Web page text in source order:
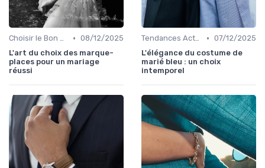
Choisir le Bon Costume • 08/12/2025
L'art du choix des marque-
places pour un mariage
réussi
Tendances Actuelles • 07/12/2025
L'élégance du costume de
marié bleu : un choix
intemporel